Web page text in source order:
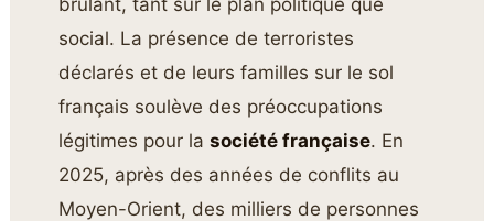
social. La présence de terroristes
déclarés et de leurs familles sur le sol
français soulève des préoccupations
légitimes pour lasociété française. En
2025, après des années de conflits au
Moyen-Orient, des milliers de personnes